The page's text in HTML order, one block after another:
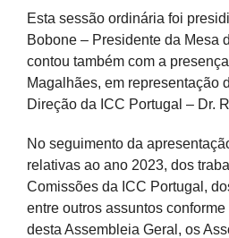
Esta sessão ordinária foi
Bobone – Presidente da Mesa
contou também com a
Magalhães, em representação
Direção da ICC Portugal – Dr.
No seguimento da
relativas ao ano 2023, dos
Comissões da ICC Portugal,
entre outros assuntos
desta Assembleia Geral, os